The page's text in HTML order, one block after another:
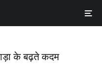
के बढ़ते कदम